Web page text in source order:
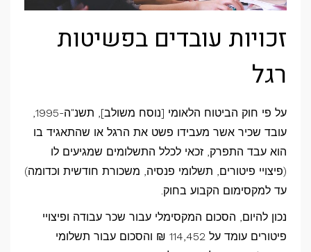
זכויות עובדים בפשיטות
רגל
עובד שכיר אשר מעבידו פשט את הרגל או שהתאגיד בו
הוא עבד התפרק, זכאי לכלל התשלומים שמגיעים לו
(פיצויי פיטורים, תשלומי פנסיה, משכורת חודשית וכדומה)
עד למקסימום הקבוע בחוק.
נכון להיום, הסכום המקסימלי עבור שכר עבודה ופיצויי
פיטורים עומד על 114,452 ₪ והסכום עבור תשלומי